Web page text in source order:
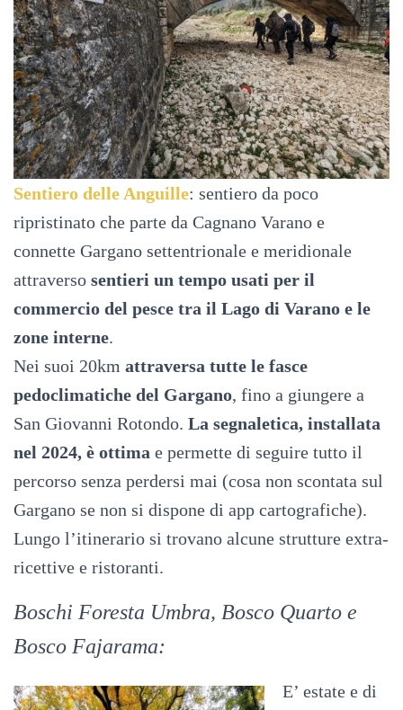
Sentiero delle Anguille: sentiero da poco
ripristinato che parte da Cagnano Varano e
connette Gargano settentrionale e meridionale
attraverso sentieri un tempo usati per il
commercio del pesce tra il Lago di Varano e le
zone interne.
Nei suoi 20km attraversa tutte le fasce
pedoclimatiche del Gargano, fino a giungere a
San Giovanni Rotondo. La segnaletica, installata
nel 2024, è ottima e permette di seguire tutto il
percorso senza perdersi mai (cosa non scontata sul
Gargano se non si dispone di app cartografiche).
Lungo l’itinerario si trovano alcune strutture extra-
ricettive e ristoranti.
Boschi Foresta Umbra, Bosco Quarto e
Bosco Fajarama:
E’ estate e di